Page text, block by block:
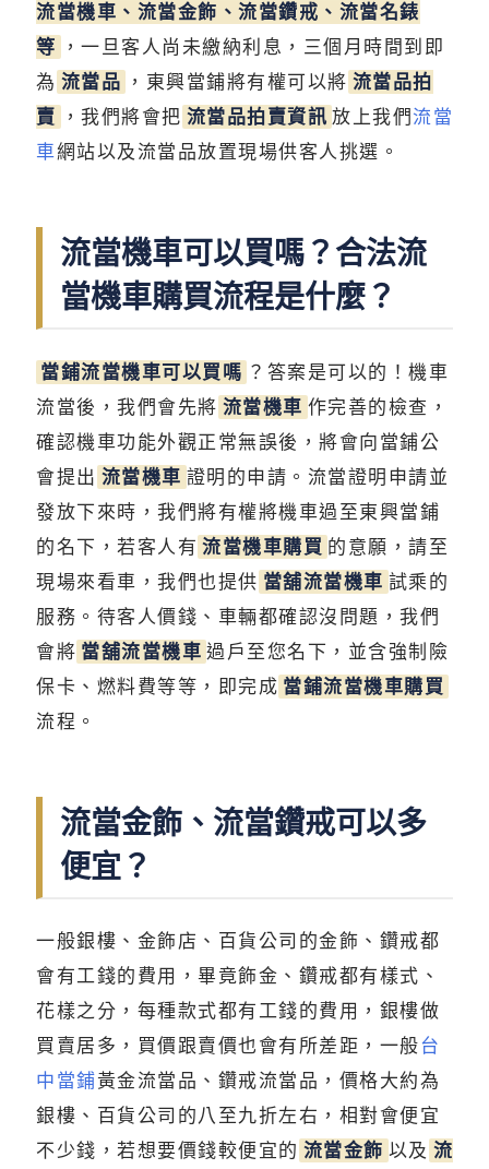
流當機車、流當金飾、流當鑽戒、流當名錶
等 ，一旦客人尚未繳納利息，三個月時間到即
為 流當品 ，東興當鋪將有權可以將 流當品拍
賣
，我們將會把 流當品拍賣資訊 放上我們 流當
車網站以及流當品放置現場供客人挑選。
流當機車可以買嗎？合法流
當機車購買流程是什麼？
當鋪流當機車可以買嗎 ？答案是可以的！機車
流當後，我們會先將 流當機車 作完善的檢查，
確認機車功能外觀正常無誤後，將會向當鋪公
會提出 流當機車 證明的申請。流當證明申請並
發放下來時，我們將有權將機車過至東興當鋪
的名下，若客人有 流當機車購買 的意願，請至
現場來看車，我們也提供 當舖流當機車 試乘的
服務。待客人價錢、車輛都確認沒問題，我們
會將 當舖流當機車 過戶至您名下，並含強制險
保卡、燃料費等等，即完成 當鋪流當機車購買
流程。
流當金飾、流當鑽戒可以多
便宜？
一般銀樓、金飾店、百貨公司的金飾、鑽戒都
會有工錢的費用，畢竟飾金、鑽戒都有樣式、
花樣之分，每種款式都有工錢的費用，銀樓做
買賣居多，買價跟賣價也會有所差距，一般台
中當鋪黃金流當品、鑽戒流當品，價格大約為
銀樓、百貨公司的八至九折左右，相對會便宜
不少錢，若想要價錢較便宜的 流當金飾 以及 流